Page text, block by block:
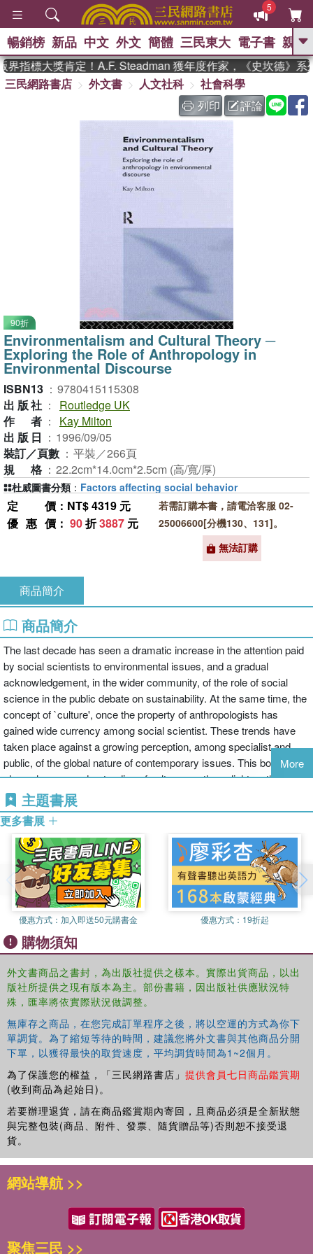
5
GO
熱搜： 東野圭吾 、 The Odyssey
、 如果歷史是一群喵 、 暑期
國際布克獎 臺灣漫遊錄 、 方
孩：黎曼猜想 、 偉大的迷走神經
暢銷榜 新品 中文 外文 簡體 三民東大 電子書 親子
指標大獎肯定！A.F. Steadman 獲年度作家，《史坎德》系
三民網路書店
外文書 人文社科
社會科學
列印
評論
90折
Environmentalism and Cultural Theory ─
Exploring the Role of Anthropology in
Environmental Discourse
ISBN13 ： 9780415115308
出版社 ：
Routledge UK
作者 ：
Kay Milton
出版日 ： 1996/09/05
裝訂／頁數 ： 平裝／266頁
規格 ： 22.2cm*14.0cm*2.5cm (高/寬/厚)
定價 ：NT$ 4319 元
優惠價 ： 90折3887 元
若需訂購本書，請電洽客服 02-
25006600[分機130、131]。
無法訂購
杜威圖書分類 ： Factors affecting social behavior
商品簡介
商品簡介
The last decade has seen a dramatic increase in the attention paid
by social scientists to environmental issues, and a gradual
acknowledgement, in the wider community, of the role of social
science in the public debate on sustainability. At the same time, the
concept of `culture', once the property of anthropologists has
gained wide currency among social scientist. These trends have
taken place against a growing perception, among specialist and
public, of the global nature of contemporary issues. This book
shows how an understanding of culture can throw light on the way
environmental issues are perceived and interpreted, both by local
communities and within the contemporary global arena.
Taking an anthropological approach the book examines the
relationship between human culture and human ecology, and
considers how a cultural approach to the study of environmental
issues differs from other established approaches in social science.
This book adds significantly to our understanding of
environmentalism as a contemporary phenomenon, by
demonstrating the distinctive contribution of social and cultural
anthropology to the environmental debate. It will be of particular
interest to students and researchers in the fields of social science
and the environment.
More
主題書展
更多書展
優惠方式： 加入即送50元購書金 優惠方式： 19折起
購物須知
外文書商品之書封，為出版社提供之樣本。實際出貨商品，以出
版社所提供之現有版本為主。部份書籍，因出版社供應狀況特
殊，匯率將依實際狀況做調整。
無庫存之商品，在您完成訂單程序之後，將以空運的方式為你下
單調貨。為了縮短等待的時間，建議您將外文書與其他商品分開
下單，以獲得最快的取貨速度，平均調貨時間為1~2個月。
為了保護您的權益，「三民網路書店」 提供會員七日商品鑑賞期
(收到商品為起始日)。
若要辦理退貨，請在商品鑑賞期內寄回，且商品必須是全新狀態
與完整包裝(商品、附件、發票、隨貨贈品等)否則恕不接受退
貨。
網站導航 >>
聚焦三民 >>